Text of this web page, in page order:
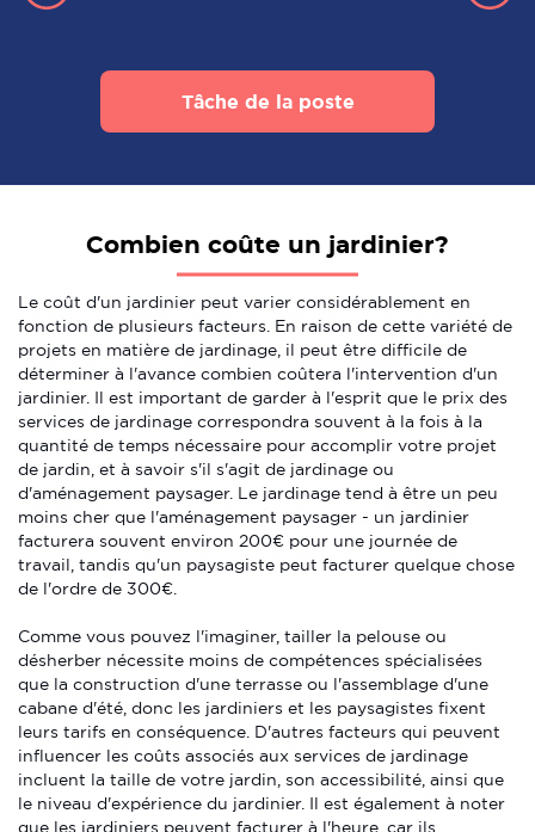
Tâche de la poste
Combien coûte un jardinier?
Le coût d'un jardinier peut varier considérablement en
fonction de plusieurs facteurs. En raison de cette variété de
projets en matière de jardinage, il peut être difficile de
déterminer à l'avance combien coûtera l'intervention d'un
jardinier. Il est important de garder à l'esprit que le prix des
services de jardinage correspondra souvent à la fois à la
quantité de temps nécessaire pour accomplir votre projet
de jardin, et à savoir s'il s'agit de jardinage ou
d'aménagement paysager. Le jardinage tend à être un peu
moins cher que l'aménagement paysager - un jardinier
facturera souvent environ 200€ pour une journée de
travail, tandis qu'un paysagiste peut facturer quelque chose
de l'ordre de 300€.
Comme vous pouvez l'imaginer, tailler la pelouse ou
désherber nécessite moins de compétences spécialisées
que la construction d'une terrasse ou l'assemblage d'une
cabane d'été, donc les jardiniers et les paysagistes fixent
leurs tarifs en conséquence. D'autres facteurs qui peuvent
influencer les coûts associés aux services de jardinage
incluent la taille de votre jardin, son accessibilité, ainsi que
le niveau d'expérience du jardinier. Il est également à noter
que les jardiniers peuvent facturer à l'heure, car ils